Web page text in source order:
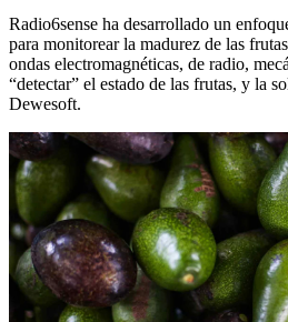
Radio6sense ha desarrollado un
para monitorear la madurez de las
ondas electromagnéticas, de radio,
“detectar” el estado de las frutas, y la
Dewesoft.